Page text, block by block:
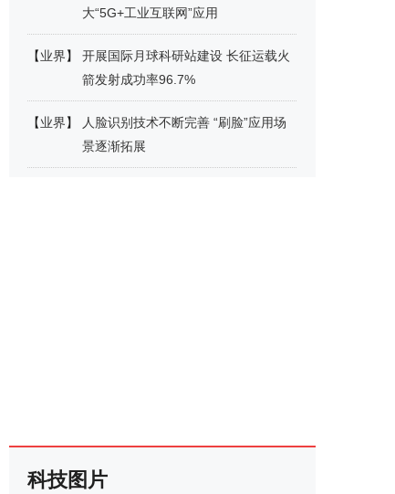
大“5G+工业互联网”应用
【业界】
开展国际月球科研站建设 长征运载火
箭发射成功率96.7%
【业界】
人脸识别技术不断完善 “刷脸”应用场
景逐渐拓展
科技图片